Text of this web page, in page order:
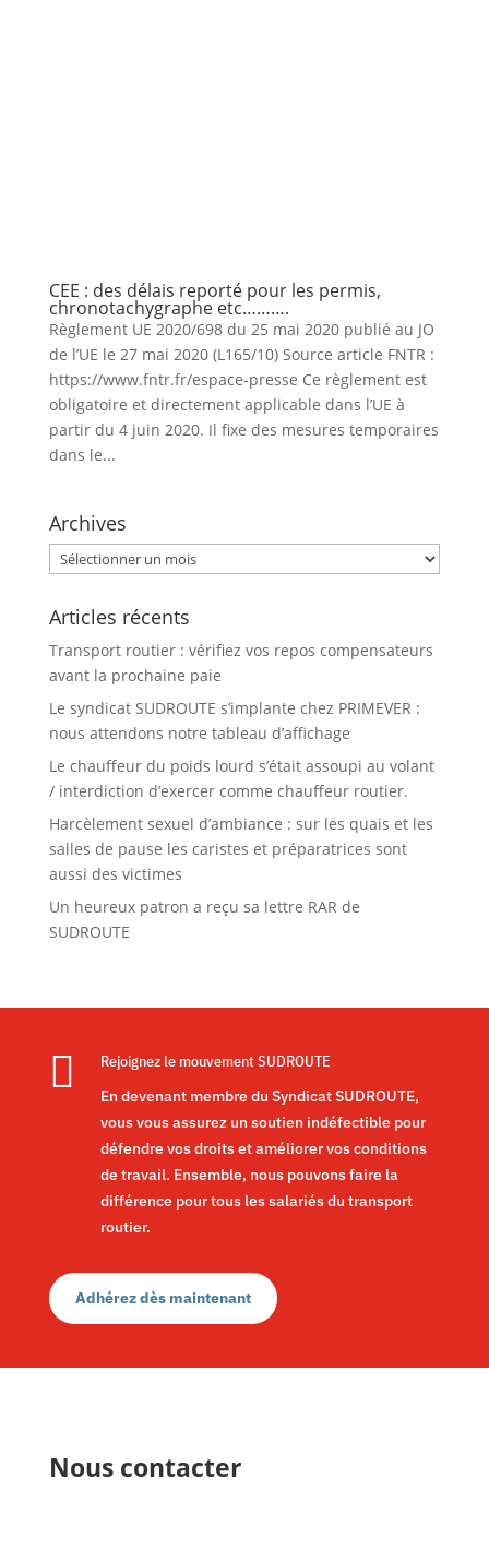
CEE : des délais reporté pour les permis,
chronotachygraphe etc……….
Règlement UE 2020/698 du 25 mai 2020 publié au JO
de l’UE le 27 mai 2020 (L165/10) Source article FNTR :
https://www.fntr.fr/espace-presse Ce règlement est
obligatoire et directement applicable dans l’UE à
partir du 4 juin 2020. Il fixe des mesures temporaires
dans le...
Archives
Archives
Articles récents
Transport routier : vérifiez vos repos compensateurs
avant la prochaine paie
Le syndicat SUDROUTE s’implante chez PRIMEVER :
nous attendons notre tableau d’affichage
Le chauffeur du poids lourd s’était assoupi au volant
/ interdiction d’exercer comme chauffeur routier.
Harcèlement sexuel d’ambiance : sur les quais et les
salles de pause les caristes et préparatrices sont
aussi des victimes
Un heureux patron a reçu sa lettre RAR de
SUDROUTE

Rejoignez le mouvement SUDROUTE
En devenant membre du Syndicat SUDROUTE,
vous vous assurez un soutien indéfectible pour
défendre vos droits et améliorer vos conditions
de travail. Ensemble, nous pouvons faire la
différence pour tous les salariés du transport
routier.
Adhérez dès maintenant
Nous contacter